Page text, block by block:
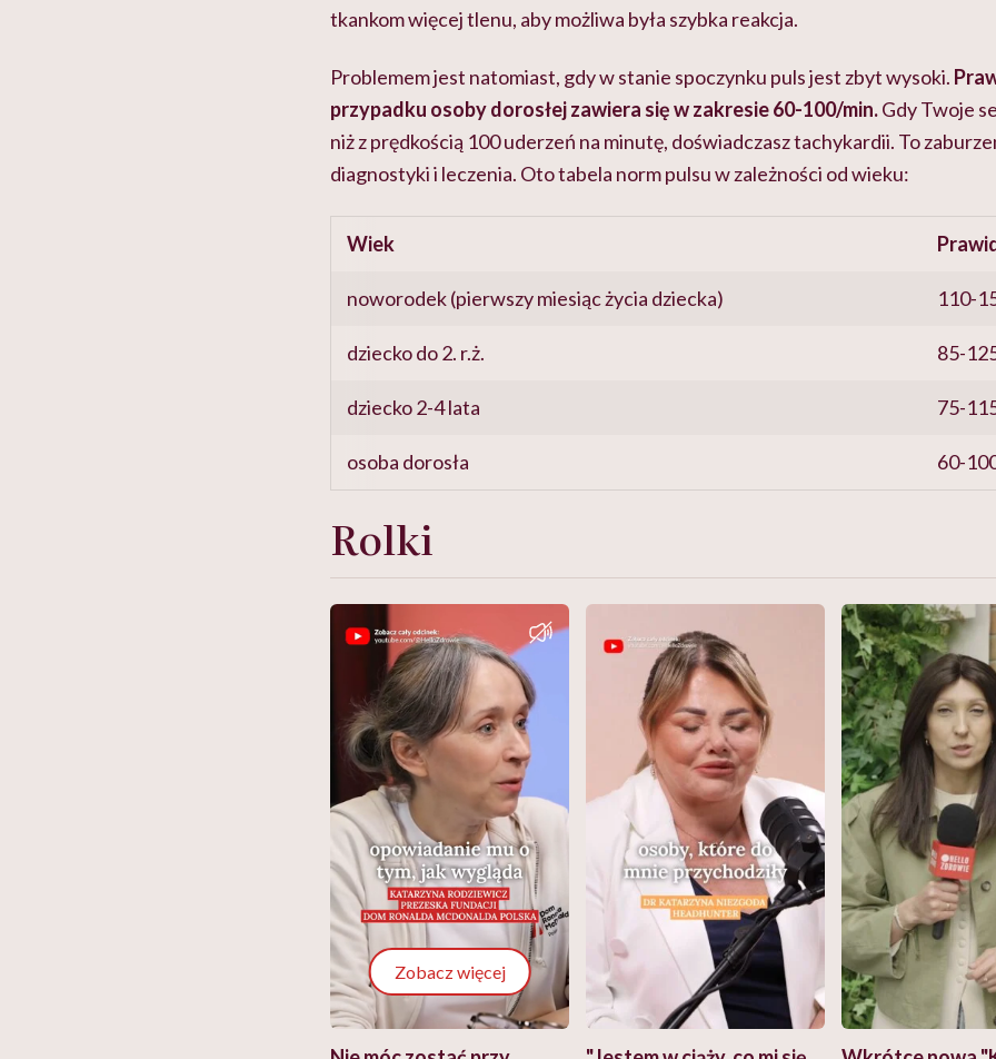
tkankom więcej tlenu, aby możliwa była szybka reakcja.
Problemem jest natomiast, gdy w stanie spoczynku puls jest zbyt wysoki.
przypadku osoby dorosłej zawiera się w zakresie 60-100/min.Gdy Twoje
niż z prędkością 100 uderzeń na minutę, doświadczasz tachykardii. To
diagnostyki i leczenia. Oto tabela norm pulsu w zależności od wieku:
Wiek
noworodek (pierwszy miesiąc życia dziecka) 110-
dziecko do 2. r.ż. 85-
dziecko 2-4 lata 75-
osoba dorosła 60-
Rolki
Zobacz więcej